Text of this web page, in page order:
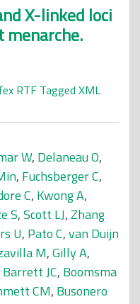
X-linked loci
menarche.
RTF Tagged XML
W, Delaneau O,
, Fuchsberger C,
C, Kwong A,
S,Scott LJ,Zhang
U, Pato C,van Duijn
M,Gilly A,
Barrett JC, Boomsma
CM, Busonero